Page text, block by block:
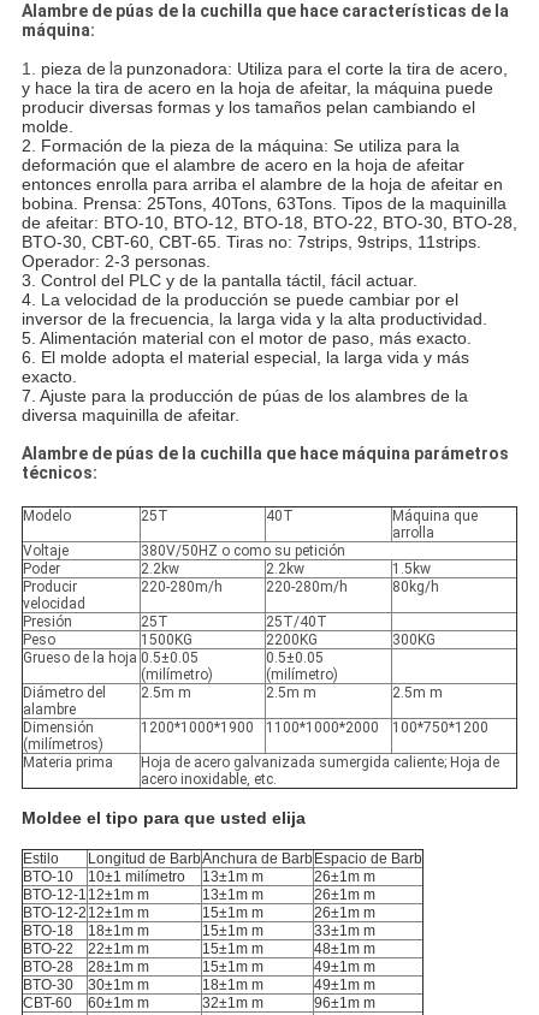
Alambre de púas de la cuchilla que hace características de la
máquina:
1. pieza dela punzonadora: Utiliza para el corte la tira de acero,
y hace la tira de acero en la hoja de afeitar, la máquina puede
producir diversas formas y los tamaños pelan cambiando el
molde.
2. Formación de la pieza de la máquina: Se utiliza para la
deformación que el alambre de acero en la hoja de afeitar
entonces enrolla para arriba el alambre de la hoja de afeitar en
bobina. Prensa: 25Tons, 40Tons, 63Tons. Tipos de la maquinilla
de afeitar: BTO-10, BTO-12, BTO-18, BTO-22, BTO-30, BTO-28,
BTO-30, CBT-60, CBT-65. Tiras no: 7strips, 9strips, 11strips.
Operador: 2-3 personas.
3. Control del PLC y de la pantalla táctil, fácil actuar.
4. La velocidad de la producción se puede cambiar por el
inversor de la frecuencia, la larga vida y la alta productividad.
5. Alimentación material con el motor de paso, más exacto.
6. El molde adopta el material especial, la larga vida y más
exacto.
7. Ajuste para la producción de púas de los alambres de la
diversa maquinilla de afeitar.
Alambre de púas de la cuchilla que hace máquina parámetros
técnicos:
Modelo 25T 40T
Máquina que
arrolla
Voltaje
380V/50HZ o como su petición
Poder
2.2kw 2.2kw
1.5kw
Producir
velocidad
220-280m/h 220-280m/h 80kg/h
Presión 25T
25T/40T
Peso
1500KG 2200KG
300KG
Grueso de la hoja 0.5±0.05
(milímetro)
0.5±0.05
(milímetro)
Diámetro del
alambre
2.5m m 2.5m m 2.5m m
Dimensión
(milímetros)
1200*1000*1900 1100*1000*2000 100*750*1200
Materia prima
Hoja de acero galvanizada sumergida caliente; Hoja de
acero inoxidable, etc.
Moldee el tipo para que usted elija
Estilo Longitud de BarbAnchura de Barb Espacio de Barb
BTO-10
10±1 milímetro 13±1m m
26±1m m
BTO-12-1 12±1m m 13±1m m
26±1m m
BTO-12-2 12±1m m 15±1m m
26±1m m
BTO-18
18±1m m 15±1m m
33±1m m
BTO-22
22±1m m 15±1m m
48±1m m
BTO-28
28±1m m 15±1m m
49±1m m
BTO-30
30±1m m 18±1m m
49±1m m
CBT-60
60±1m m 32±1m m
96±1m m